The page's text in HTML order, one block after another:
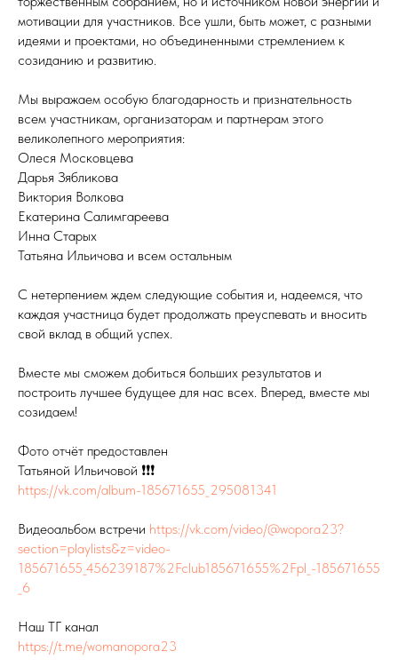
мотивации для участников. Все ушли, быть может, с разными
идеями и проектами, но объединенными стремлением к
созиданию и развитию.
Мы выражаем особую благодарность и признательность
всем участникам, организаторам и партнерам этого
великолепного мероприятия:
Олеся Московцева
Дарья Зябликова
Виктория Волкова
Екатерина Салимгареева
Инна Старых
Татьяна Ильичова и всем остальным
С нетерпением ждем следующие события и, надеемся, что
каждая участница будет продолжать преуспевать и вносить
свой вклад в общий успех.
Вместе мы сможем добиться больших результатов и
построить лучшее будущее для нас всех. Вперед, вместе мы
созидаем!
Фото отчёт предоставлен
Татьяной Ильичовой ❗️❗️❗️
https://vk.com/album-185671655_295081341
Видеоальбом встречи https://vk.com/video/@wopora23?
section=playlists&z=video-
185671655_456239187%2Fclub185671655%2Fpl_-185671655
_6
Наш ТГ канал
https://t.me/womanopora23